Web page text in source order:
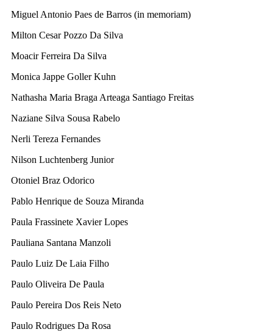
Miguel Antonio Paes de Barros (in memoriam)
Milton Cesar Pozzo Da Silva
Moacir Ferreira Da Silva
Monica Jappe Goller Kuhn
Nathasha Maria Braga Arteaga Santiago Freitas
Naziane Silva Sousa Rabelo
Nerli Tereza Fernandes
Nilson Luchtenberg Junior
Otoniel Braz Odorico
Pablo Henrique de Souza Miranda
Paula Frassinete Xavier Lopes
Pauliana Santana Manzoli
Paulo Luiz De Laia Filho
Paulo Oliveira De Paula
Paulo Pereira Dos Reis Neto
Paulo Rodrigues Da Rosa